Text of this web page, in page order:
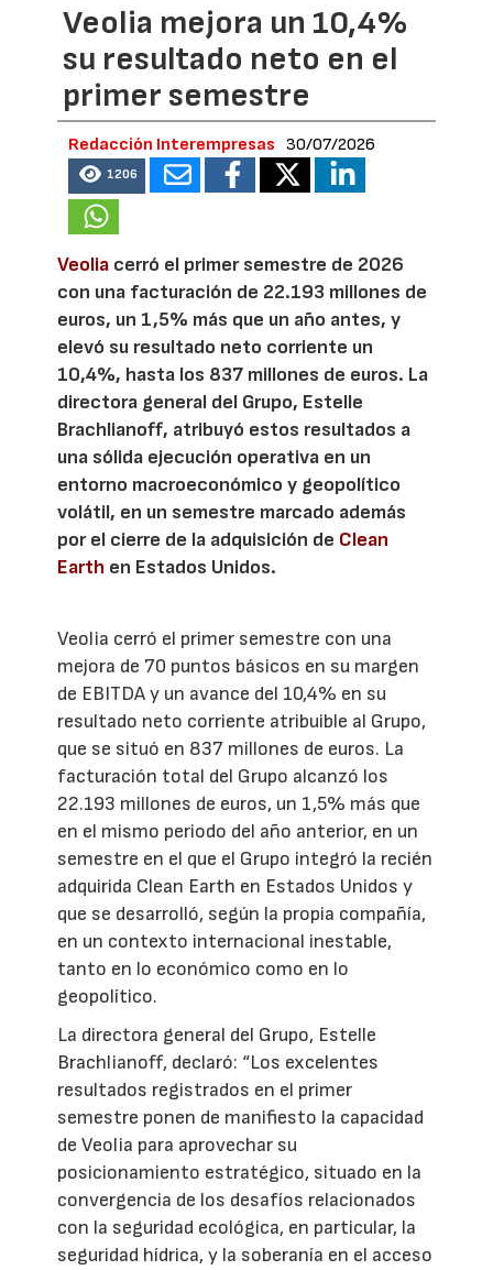
Veolia mejora un 10,4%
su resultado neto en el
primer semestre
Redacción Interempresas 30/07/2026
1206
Veolia cerró el primer semestre de 2026
con una facturación de 22.193 millones de
euros, un 1,5% más que un año antes, y
elevó su resultado neto corriente un
10,4%, hasta los 837 millones de euros. La
directora general del Grupo, Estelle
Brachlianoff, atribuyó estos resultados a
una sólida ejecución operativa en un
entorno macroeconómico y geopolítico
volátil, en un semestre marcado además
por el cierre de la adquisición de Clean
Earth en Estados Unidos.
Veolia cerró el primer semestre con una
mejora de 70 puntos básicos en su margen
de EBITDA y un avance del 10,4% en su
resultado neto corriente atribuible al Grupo,
que se situó en 837 millones de euros. La
facturación total del Grupo alcanzó los
22.193 millones de euros, un 1,5% más que
en el mismo periodo del año anterior, en un
semestre en el que el Grupo integró la recién
adquirida Clean Earth en Estados Unidos y
que se desarrolló, según la propia compañía,
en un contexto internacional inestable,
tanto en lo económico como en lo
geopolítico.
La directora general del Grupo, Estelle
Brachlianoff, declaró: “Los excelentes
resultados registrados en el primer
semestre ponen de manifiesto la capacidad
de Veolia para aprovechar su
posicionamiento estratégico, situado en la
convergencia de los desafíos relacionados
con la seguridad ecológica, en particular, la
seguridad hídrica, y la soberanía en el acceso